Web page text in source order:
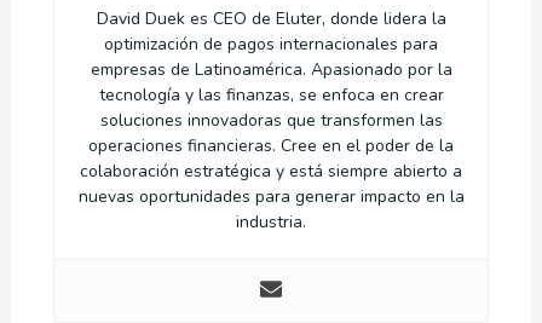
David Duek es CEO de Eluter, donde lidera la
optimización de pagos internacionales para
empresas de Latinoamérica. Apasionado por la
tecnología y las finanzas, se enfoca en crear
soluciones innovadoras que transformen las
operaciones financieras. Cree en el poder de la
colaboración estratégica y está siempre abierto a
nuevas oportunidades para generar impacto en la
industria.